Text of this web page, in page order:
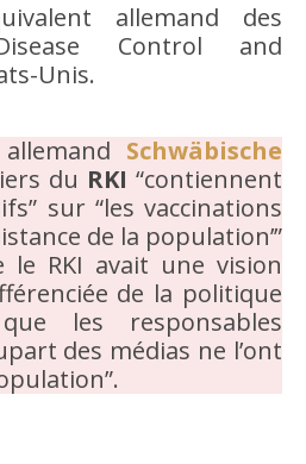
allemand des
Control and
Unis.
Schwäbische
du RKI “contiennent
sur “les vaccinations
de la population’”
le RKI avait une vision
de la politique
les responsables
des médias ne l’ont